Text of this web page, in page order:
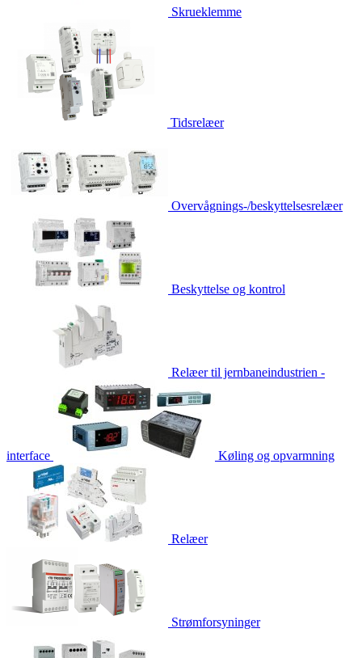
Skrueklemme
Tidsrelæer
Overvågnings-/beskyttelsesrelæer
Beskyttelse og kontrol
Relæer til jernbaneindustrien -
interface Køling og opvarmning
Relæer
Strømforsyninger